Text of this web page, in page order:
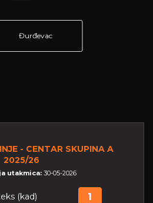
Đurđevac
- CENTAR SKUPINA A
2025/26
utakmica: 30-05-2026
(kad) 1